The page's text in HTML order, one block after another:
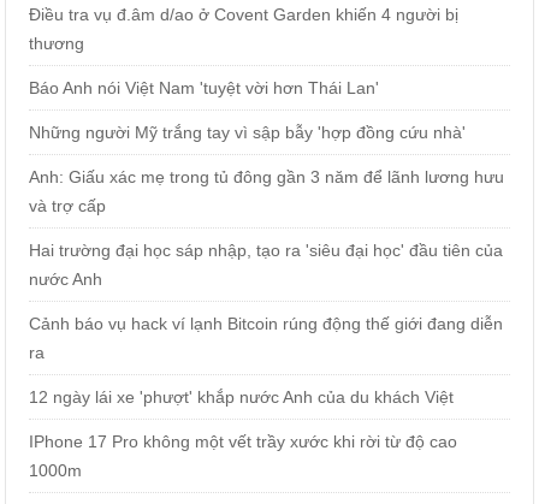
Điều tra vụ đ.âm d/ao ở Covent Garden khiến 4 người bị
thương
Báo Anh nói Việt Nam 'tuyệt vời hơn Thái Lan'
Những người Mỹ trắng tay vì sập bẫy 'hợp đồng cứu nhà'
Anh: Giấu xác mẹ trong tủ đông gần 3 năm để lãnh lương hưu
và trợ cấp
Hai trường đại học sáp nhập, tạo ra 'siêu đại học' đầu tiên của
nước Anh
Cảnh báo vụ hack ví lạnh Bitcoin rúng động thế giới đang diễn
ra
12 ngày lái xe 'phượt' khắp nước Anh của du khách Việt
IPhone 17 Pro không một vết trầy xước khi rời từ độ cao
1000m